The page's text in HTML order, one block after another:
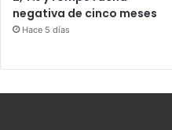
negativa de cinco meses
Hace 5 días